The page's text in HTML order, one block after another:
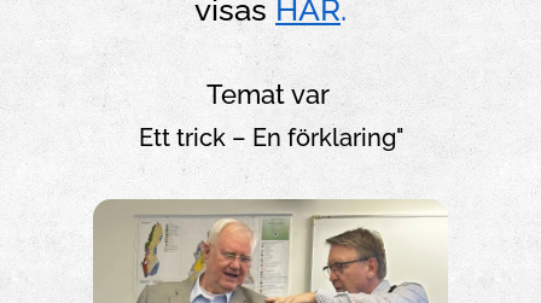
visas HÄR.
Temat var
Ett trick – En förklaring"